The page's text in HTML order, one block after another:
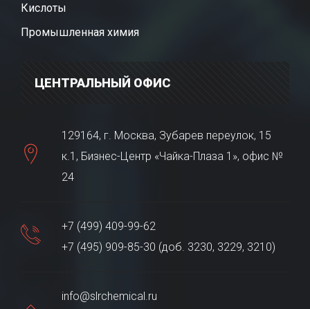
Кислоты
Промышленная химия
ЦЕНТРАЛЬНЫЙ ОФИС
129164, г. Москва, Зубарев переулок, 15
к.1, Бизнес-Центр «Чайка-Плаза 1», офис №
24
+7 (499) 409-99-62
+7 (495) 909-85-30 (доб. 3230, 3229, 3210)
info@slrchemical.ru